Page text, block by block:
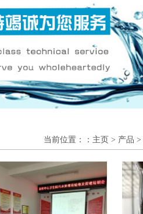
当前位置：： 主页 > 产品 >